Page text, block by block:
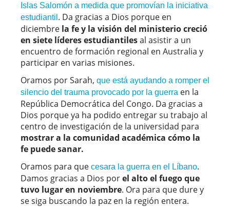
Islas Salomón a medida que promovían la iniciativa
estudiantil . Da gracias a Dios porque en
diciembre la fe y la visión del ministerio creció
en siete líderes estudiantilesal asistir a un
encuentro de formación regional en Australia y
participar en varias misiones.
Oramos por Sarah, que está ayudando a romper el
silencio del trauma provocado por la guerra en la
República Democrática del Congo. Da gracias a
Dios porque ya ha podido entregar su trabajo al
centro de investigación de la universidad para
mostrar a la comunidad académica cómo la
fe puede sanar.
Oramos para que cesara la guerra en el Líbano.
Damos gracias a Dios porel alto el fuego que
tuvo lugar en noviembre. Ora para que dure y
se siga buscando la paz en la región entera.